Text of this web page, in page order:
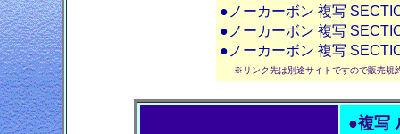
●ノーカーボン 複写
●ノーカーボン 複写
●ノーカーボン 複写
※リンク先は別途サイトですので販売規
●複写